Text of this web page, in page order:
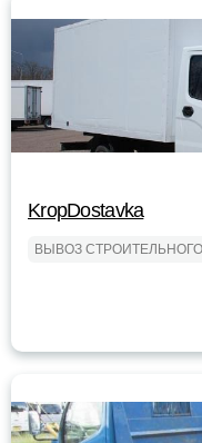
KropDostavka
ВЫВОЗ